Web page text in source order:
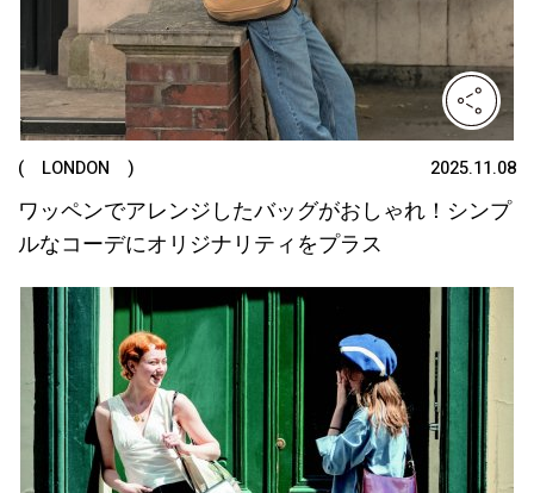
( LONDON ) 2025.11.08
ワッペンでアレンジしたバッグがおしゃれ！シンプ
ルなコーデにオリジナリティをプラス